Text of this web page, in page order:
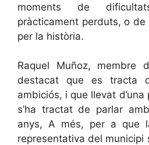
moments de
pràcticament perduts, o de
per la història.
Raquel Muñoz, membre
destacat que es tracta
ambiciós, i que llevat
s’ha tractat de parlar
anys, A més, per a que
representativa del municipi